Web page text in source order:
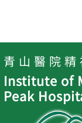
青 山 醫 院 精
Institute of
Peak